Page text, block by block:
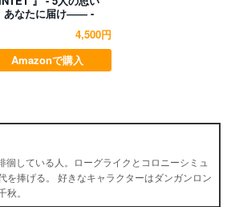
あなたに届け―― -
4,500円
Amazonで購入
徊している人。ローグライクとコロニーシミュ
を捧げる。 好きなキャラクターはダンガンロン
秋。